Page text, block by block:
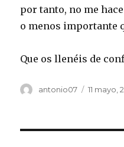
por tanto, no me
o menos importante
Que os llenéis de
Autor
antonio07 11 mayo,